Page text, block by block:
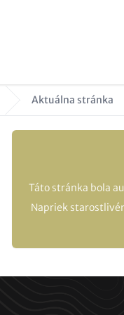
Aktuálna stránka
Táto stránka bola
Napriek